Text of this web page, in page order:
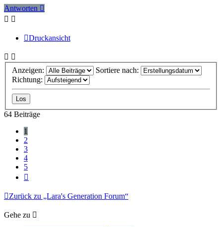
Antworten
Druckansicht
Anzeigen:
Sortiere nach:
Richtung:
64 Beiträge
1
2
3
4
5
Zurück zu „Lara's Generation Forum“
Gehe zu